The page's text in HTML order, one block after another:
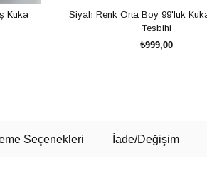
Kuka
Siyah Renk Orta Boy 99'luk
Tesbihi
₺999,00
Seçenekleri İade/Değişim